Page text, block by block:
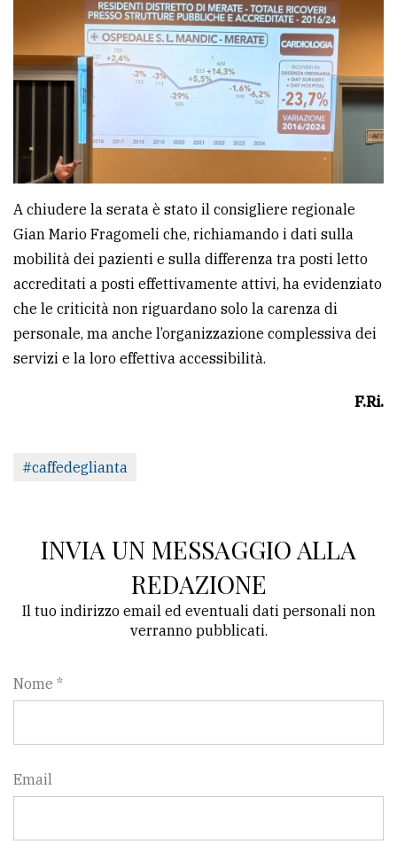
A chiudere la serata è stato il consigliere regionale
Gian Mario Fragomeli che, richiamando i dati sulla
mobilità dei pazienti e sulla differenza tra posti letto
accreditati a posti effettivamente attivi, ha evidenziato
che le criticità non riguardano solo la carenza di
personale, ma anche l’organizzazione complessiva dei
servizi e la loro effettiva accessibilità.
F.Ri.
#caffedeglianta
INVIA UN MESSAGGIO ALLA
REDAZIONE
Il tuo indirizzo email ed eventuali dati personali non
verranno pubblicati.
Nome *
Email